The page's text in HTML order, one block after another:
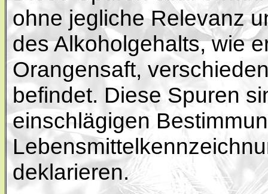
ohne jegliche Relevanz
des Alkoholgehalts, wie
Orangensaft,
befindet. Diese Spuren
einschlägigen
deklarieren.